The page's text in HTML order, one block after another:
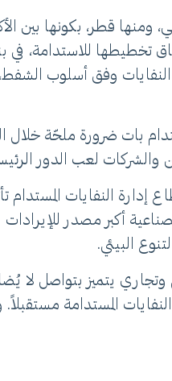
تخطيطها للاستدامة،
وفق أسلوب الشفط،
بات ضرورة ملحّة خلال
والشركات لعب الدور
إدارة النفايات
البيئي.
يتميز بتواصل لا
النفايات المستدامة